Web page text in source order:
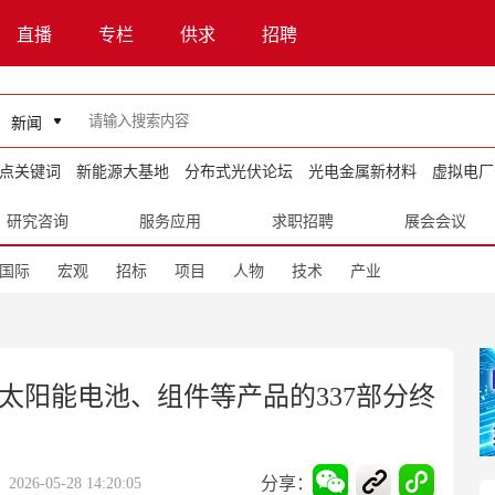
直播 专栏 供求 招聘
新闻
关键词 新能源大基地 分布式光伏论坛 光电金属新材料 虚拟电
研究咨询 服务应用 求职招聘 展会会议
国际 宏观 招标 项目 人物 技术 产业
阳能电池、组件等产品的337部分终
2026-05-28 14:20:05 分享：